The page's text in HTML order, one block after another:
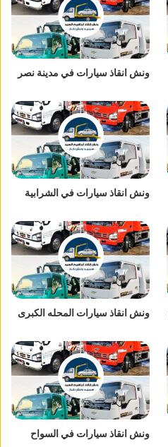
ونش انقاذ سيارات في مدينة نصر
ونش انقاذ سيارات في الشرابية
ونش انقاذ سيارات المحله الكبرى
ونش انقاذ سيارات في السواح